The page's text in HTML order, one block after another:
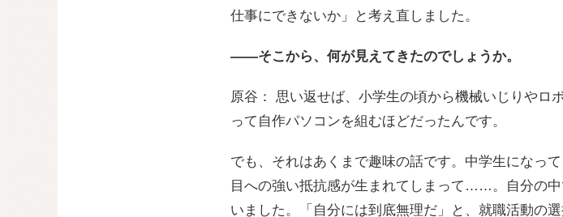
仕事にできないか」と考え直しました。
――そこから、何が見えてきたのでしょうか。
原谷： 思い返せば、小学生の頃から機械いじりやロ
って自作パソコンを組むほどだったんです。
でも、それはあくまで趣味の話です。中学生になっ
目への強い抵抗感が生まれてしまって……。自分の
いました。「自分には到底無理だ」と、就職活動の